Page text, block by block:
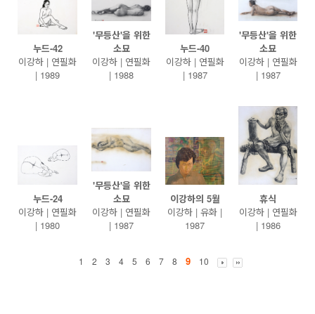
누드-42
이강하 | 연필화
| 1989
'무등산'을 위한
소묘
이강하 | 연필화
| 1988
누드-40
이강하 | 연필화
| 1987
'무등산'을 위한
소묘
이강하 | 연필화
| 1987
누드-24
이강하 | 연필화
| 1980
'무등산'을 위한
소묘
이강하 | 연필화
| 1987
이강하의 5월
이강하 | 유화 |
1987
휴식
이강하 | 연필화
| 1986
1 2 3 4 5 6 7 8 9 10